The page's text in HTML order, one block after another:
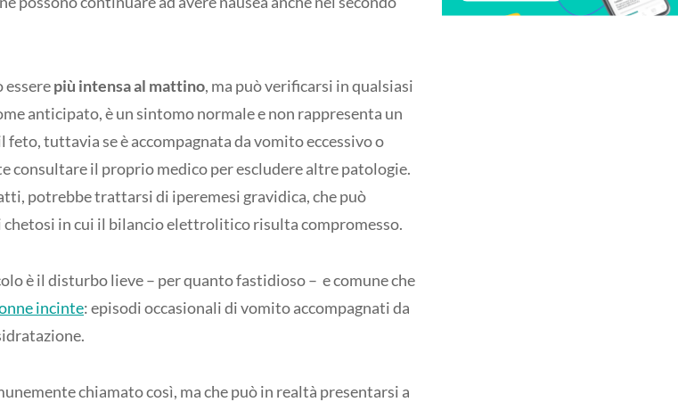
esserepiù intensa al mattino, ma può verificarsi in qualsiasi
anticipato, è un sintomo normale e non rappresenta un
feto, tuttavia se è accompagnata da vomito eccessivo o
consultare il proprio medico per escludere altre patologie.
potrebbe trattarsi di iperemesi gravidica, che può
chetosi in cui il bilancio elettrolitico risulta compromesso.
è il disturbo lieve – per quanto fastidioso – e comune che
incinte: episodi occasionali di vomito accompagnati da
chiamato così, ma che può in realtà presentarsi a